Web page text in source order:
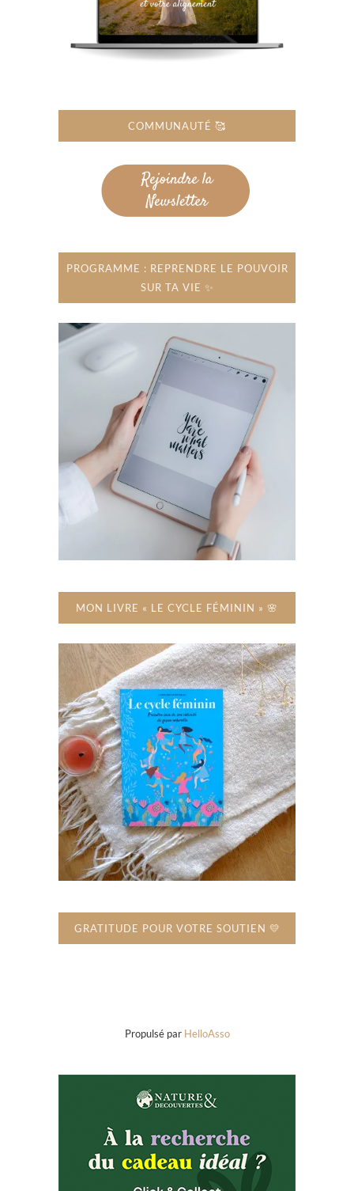
COMMUNAUTÉ 🥰
PROGRAMME : REPRENDRE LE POUVOIR
SUR TA VIE ✨
MON LIVRE « LE CYCLE FÉMININ » 🌸
GRATITUDE POUR VOTRE SOUTIEN 💛
Propulsé par HelloAsso